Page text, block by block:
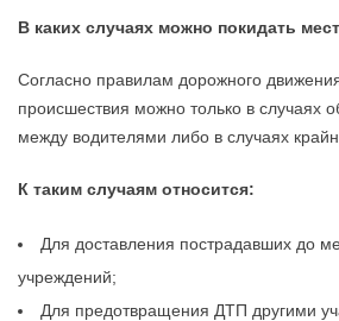
В каких случаях можно покидать
Согласно правилам дорожного
происшествия можно только в случаях
между водителями либо в случаях
К таким случаям относится:
Для доставления пострадавших до
учреждений;
Для предотвращения ДТП другими